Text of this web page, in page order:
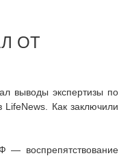
ОТ
выводы экспертизы по
LifeNews. Как заключили
— воспрепятствование